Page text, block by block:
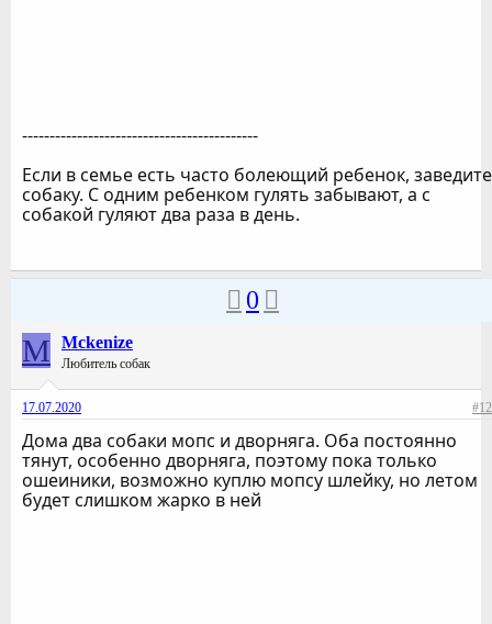
-------------------------------------------
Если в семье есть часто болеющий ребенок, заведите
собаку. С одним ребенком гулять забывают, а с
собакой гуляют два раза в день.
0
M Mckenize
Любитель собак
17.07.2020 #12
Дома два собаки мопс и дворняга. Оба постоянно
тянут, особенно дворняга, поэтому пока только
ошеиники, возможно куплю мопсу шлейку, но летом
будет слишком жарко в ней